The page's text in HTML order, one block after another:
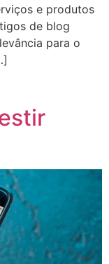
e produtos
de blog
para o